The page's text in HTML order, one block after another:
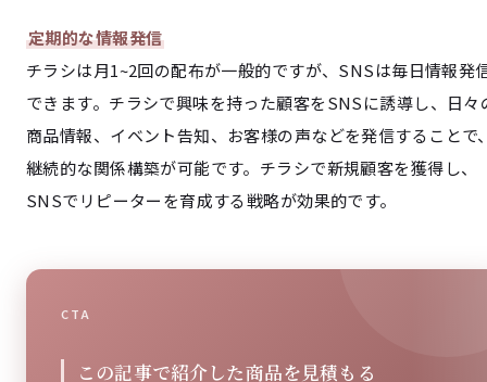
定期的な情報発信
チラシは月1~2回の配布が一般的ですが、SNSは毎日情報発
できます。チラシで興味を持った顧客をSNSに誘導し、日々
商品情報、イベント告知、お客様の声などを発信することで
継続的な関係構築が可能です。チラシで新規顧客を獲得し、
SNSでリピーターを育成する戦略が効果的です。
CTA
この記事で紹介した商品を見積もる